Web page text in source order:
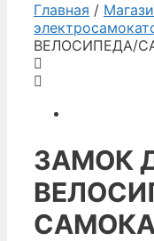
Главная /
ВЕЛОСИПЕДА/
ЗАМОК